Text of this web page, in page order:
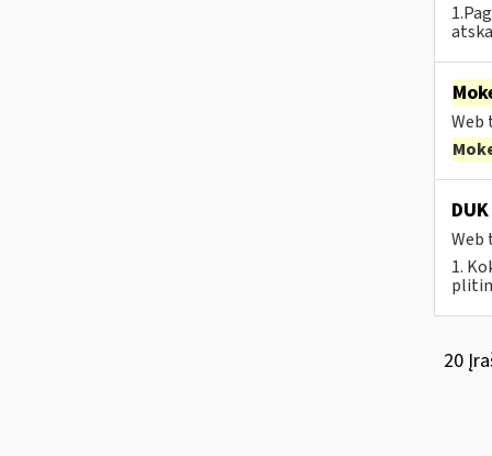
Web
Web
1.
20